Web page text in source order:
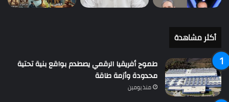
أكثر مشاهدة
طموح أفريقيا الرقمي يصطدم بواقع بنية تحتية
محدودة وأزمة طاقة
منذ يومين